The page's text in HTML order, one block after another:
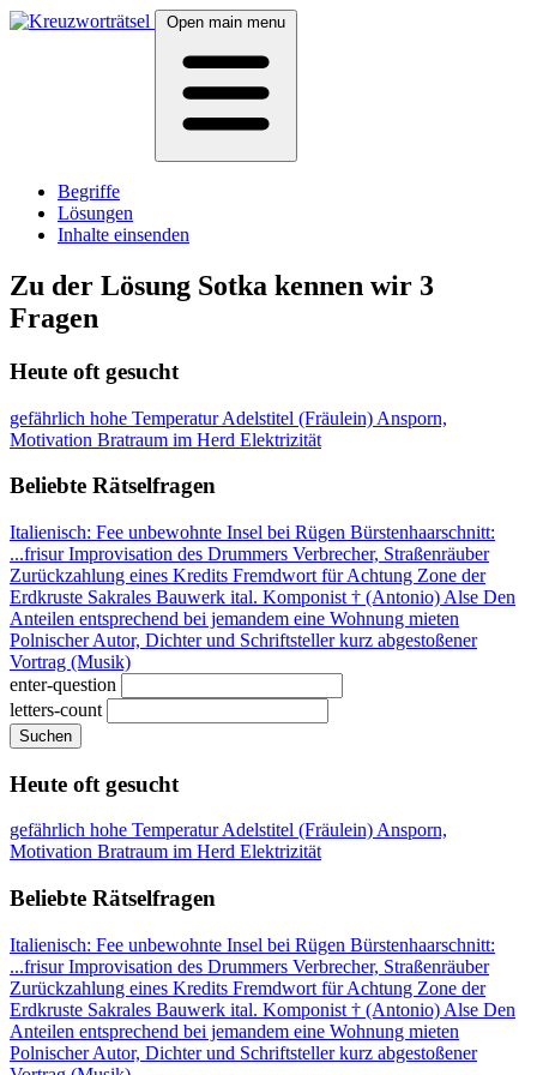
Open main menu
Begriffe
Lösungen
Inhalte einsenden
Zu der Lösung Sotka kennen wir 3
Fragen
Heute oft gesucht
gefährlich hohe TemperaturAdelstitel (Fräulein) Ansporn,
Motivation Bratraum im Herd Elektrizität
Beliebte Rätselfragen
Italienisch: Fee unbewohnte Insel bei Rügen Bürstenhaarschnitt:
...frisurImprovisation des Drummers Verbrecher, Straßenräuber
Zurückzahlung eines Kredits Fremdwort für Achtung Zone der
Erdkruste Sakrales Bauwerk ital. Komponist † (Antonio) Alse Den
Anteilen entsprechend bei jemandem eine Wohnung mieten
Polnischer Autor, Dichter und Schriftstellerkurz abgestoßener
Vortrag (Musik)
enter-question
letters-count
Suchen
Heute oft gesucht
gefährlich hohe TemperaturAdelstitel (Fräulein)Ansporn,
Motivation Bratraum im Herd Elektrizität
Beliebte Rätselfragen
Italienisch: Fee unbewohnte Insel bei Rügen Bürstenhaarschnitt:
...frisurImprovisation des Drummers Verbrecher, Straßenräuber
Zurückzahlung eines Kredits Fremdwort für Achtung Zone der
Erdkruste Sakrales Bauwerk ital. Komponist † (Antonio) Alse Den
Anteilen entsprechend bei jemandem eine Wohnung mieten
Polnischer Autor, Dichter und Schriftstellerkurz abgestoßener